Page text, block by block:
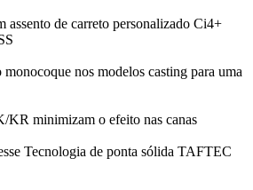
assento de carreto personalizado Ci4+
nos modelos casting para uma
KR minimizam o efeito nas canas
Tecnologia de ponta sólida TAFTEC